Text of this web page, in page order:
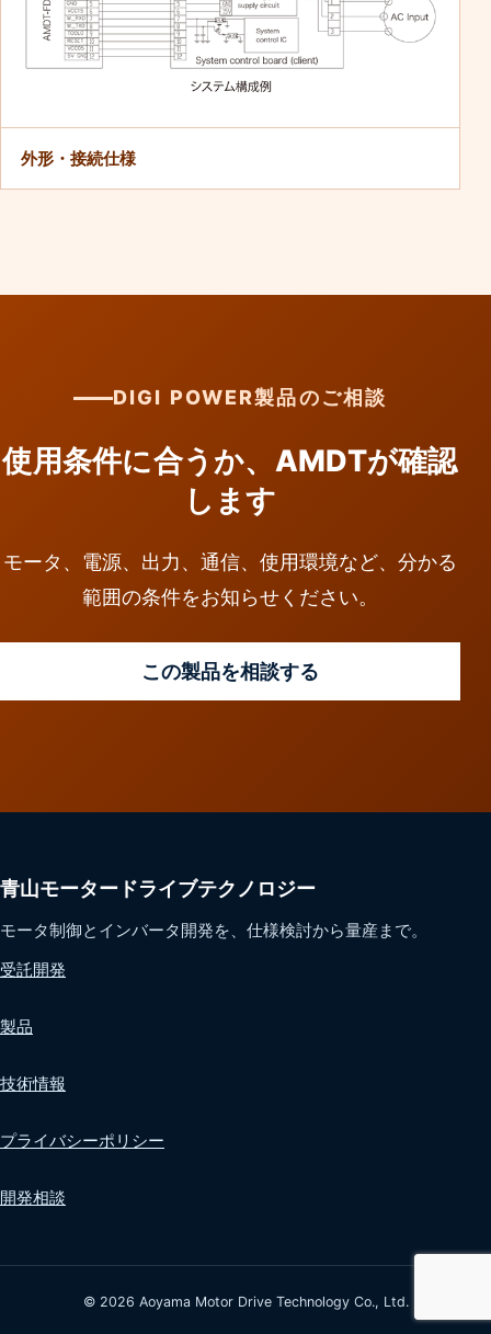
外形・接続仕様
DIGI POWER製品のご相談
使用条件に合うか、AMDTが確認
します
モータ、電源、出力、通信、使用環境など、分かる
範囲の条件をお知らせください。
この製品を相談する
青山モータードライブテクノロジー
モータ制御とインバータ開発を、仕様検討から量産まで。
受託開発
製品
技術情報
プライバシーポリシー
開発相談
© 2026 Aoyama Motor Drive Technology Co., Ltd.